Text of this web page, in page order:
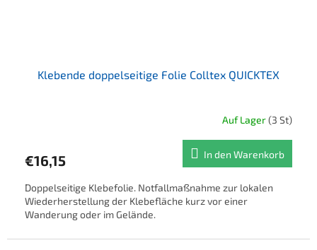
Klebende doppelseitige Folie Colltex QUICKTEX
Auf Lager(3 St)
€16,15 In den Warenkorb
Doppelseitige Klebefolie. Notfallmaßnahme zur lokalen
Wiederherstellung der Klebefläche kurz vor einer
Wanderung oder im Gelände.